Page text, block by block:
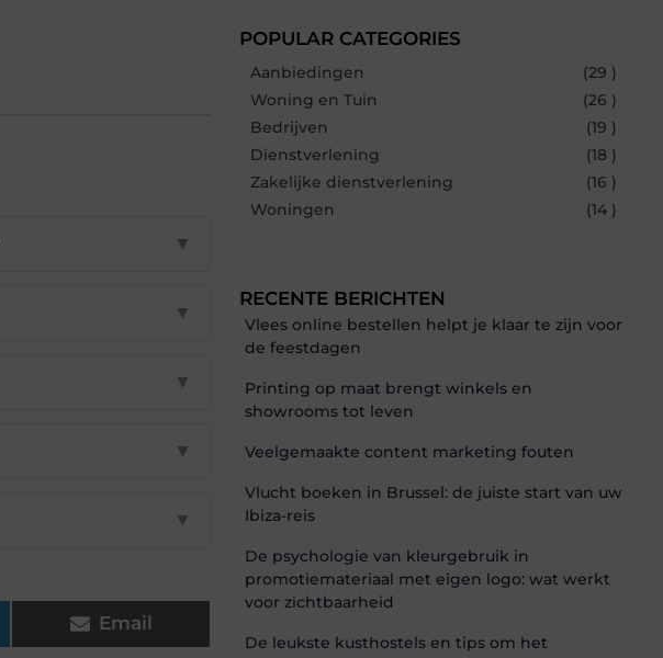
▼
▼
▼
▼
▼
Email
POPULAR CATEGORIES
Aanbiedingen
(29 )
Woning en Tuin
(26 )
Bedrijven
(19 )
Dienstverlening
(18 )
Zakelijke dienstverlening
(16 )
Woningen
(14 )
RECENTE BERICHTEN
Vlees online bestellen helpt je klaar te zijn voor
de feestdagen
Printing op maat brengt winkels en
showrooms tot leven
Veelgemaakte content marketing fouten
Vlucht boeken in Brussel: de juiste start van uw
Ibiza-reis
De psychologie van kleurgebruik in
promotiemateriaal met eigen logo: wat werkt
voor zichtbaarheid
De leukste kusthostels en tips om het